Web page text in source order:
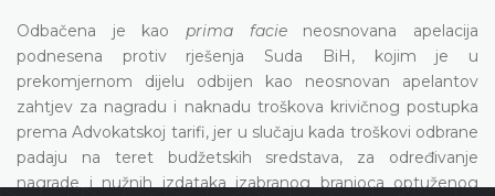
Odbačena je kao prima facie neosnovana apelacija
podnesena protiv rješenja Suda BiH, kojim je u
prekomjernom dijelu odbijen kao neosnovan apelantov
zahtjev za nagradu i naknadu troškova krivičnog postupka
prema Advokatskoj tarifi, jer u slučaju kada troškovi odbrane
padaju na teret budžetskih sredstava, za određivanje
nagrade i nužnih izdataka izabranog branioca optuženog